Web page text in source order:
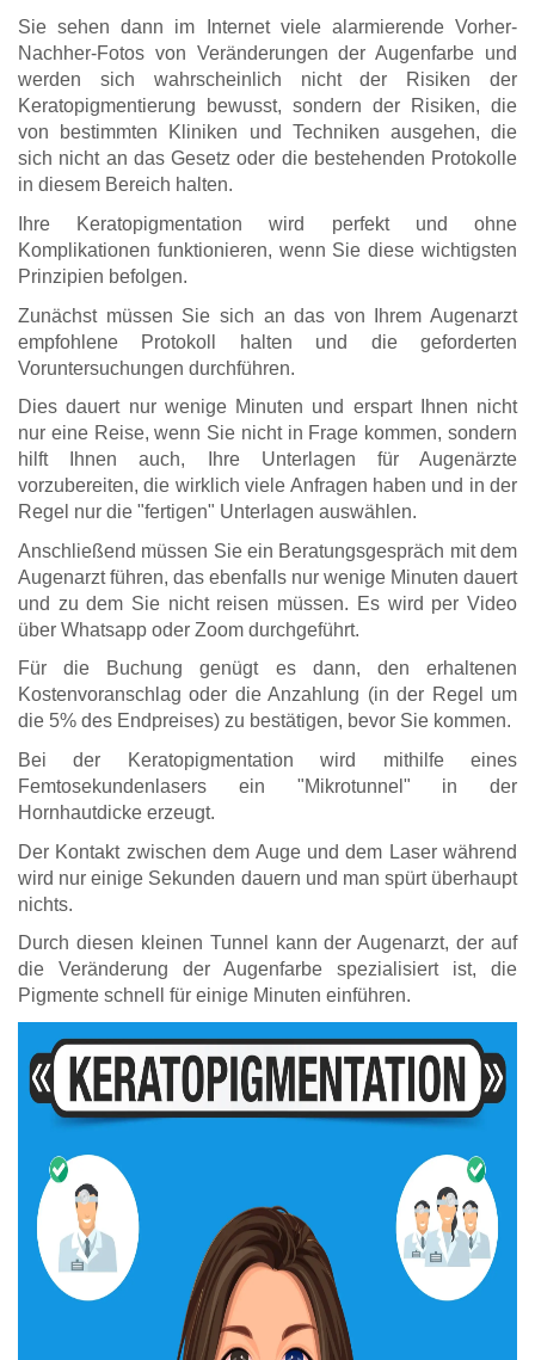
Sie sehen dann im Internet viele alarmierende Vorher-
Nachher-Fotos von Veränderungen der Augenfarbe und
werden sich wahrscheinlich nicht der Risiken der
Keratopigmentierung bewusst, sondern der Risiken, die
von bestimmten Kliniken und Techniken ausgehen, die
sich nicht an das Gesetz oder die bestehenden Protokolle
in diesem Bereich halten.
Ihre Keratopigmentation wird perfekt und ohne
Komplikationen funktionieren, wenn Sie diese wichtigsten
Prinzipien befolgen.
Zunächst müssen Sie sich an das von Ihrem Augenarzt
empfohlene Protokoll halten und die geforderten
Voruntersuchungen durchführen.
Dies dauert nur wenige Minuten und erspart Ihnen nicht
nur eine Reise, wenn Sie nicht in Frage kommen, sondern
hilft Ihnen auch, Ihre Unterlagen für Augenärzte
vorzubereiten, die wirklich viele Anfragen haben und in der
Regel nur die "fertigen" Unterlagen auswählen.
Anschließend müssen Sie ein Beratungsgespräch mit dem
Augenarzt führen, das ebenfalls nur wenige Minuten dauert
und zu dem Sie nicht reisen müssen. Es wird per Video
über Whatsapp oder Zoom durchgeführt.
Für die Buchung genügt es dann, den erhaltenen
Kostenvoranschlag oder die Anzahlung (in der Regel um
die 5% des Endpreises) zu bestätigen, bevor Sie kommen.
Bei der Keratopigmentation wird mithilfe eines
Femtosekundenlasers ein "Mikrotunnel" in der
Hornhautdicke erzeugt.
Der Kontakt zwischen dem Auge und dem Laser während
wird nur einige Sekunden dauern und man spürt überhaupt
nichts.
Durch diesen kleinen Tunnel kann der Augenarzt, der auf
die Veränderung der Augenfarbe spezialisiert ist, die
Pigmente schnell für einige Minuten einführen.